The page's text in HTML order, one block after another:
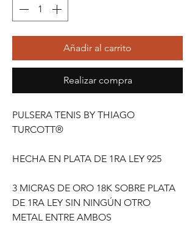
Añadir al carrito
Realizar compra
PULSERA TENIS BY THIAGO
TURCOTT®
HECHA EN PLATA DE 1RA LEY 925
3 MICRAS DE ORO 18K SOBRE PLATA
DE 1RA LEY SIN NINGÚN OTRO
METAL ENTRE AMBOS